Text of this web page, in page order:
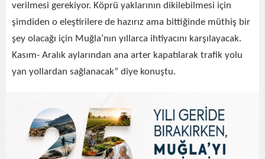
verilmesi gerekiyor. Köprü yaklarının dikilebilmesi için
şimdiden o eleştirilere de hazırız ama bittiğinde müthiş bir
şey olacağı için Muğla’nın yıllarca ihtiyacını karşılayacak.
Kasım- Aralık aylarından ana arter kapatılarak trafik yolu
yan yollardan sağlanacak” diye konuştu.